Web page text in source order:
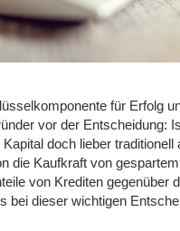
für Erfolg
vor der Entscheidung:
doch lieber traditionell
die Kaufkraft von
von Krediten gegenüber
bei dieser wichtigen